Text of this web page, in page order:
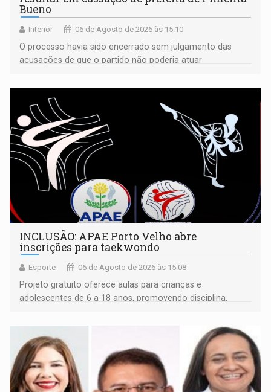
Bueno
Interior 06 de Agosto de 2026 às 15:10
O processo havia sido encerrado sem julgamento das
acusações de que o partido não poderia atuar
INCLUSÃO: APAE Porto Velho abre
inscrições para taekwondo
Esporte 06 de Agosto de 2026 às 15:08
Projeto gratuito oferece aulas para crianças e
adolescentes de 6 a 18 anos, promovendo disciplina,